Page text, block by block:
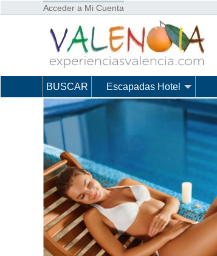
Acceder a Mi Cuenta
BUSCAR Escapadas Hotel